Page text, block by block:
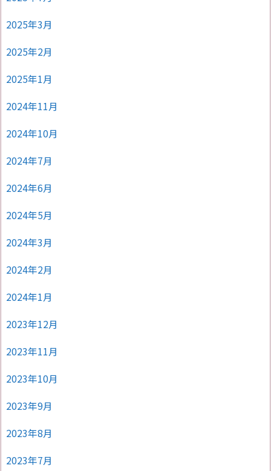
2025年3月
2025年2月
2025年1月
2024年11月
2024年10月
2024年7月
2024年6月
2024年5月
2024年3月
2024年2月
2024年1月
2023年12月
2023年11月
2023年10月
2023年9月
2023年8月
2023年7月